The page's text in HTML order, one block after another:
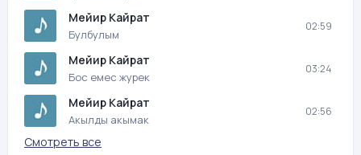
Мейир Кайрат
Булбулым
02:59
Мейир Кайрат
Бос емес журек
03:24
Мейир Кайрат
Акылды акымак
02:56
Смотреть все